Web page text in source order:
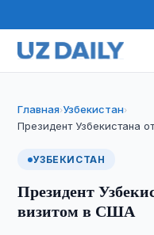
Главная›Узбекистан›
Президент Узбекистана
УЗБЕКИСТАН
Президент
визитом в США